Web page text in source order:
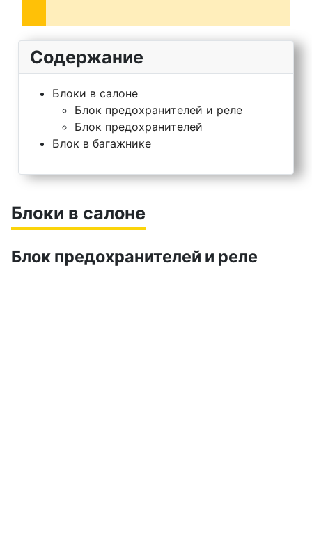
Содержание
Блоки в салоне
Блок предохранителей и реле
Блок предохранителей
Блок в багажнике
Блоки в салоне
Блок предохранителей и реле